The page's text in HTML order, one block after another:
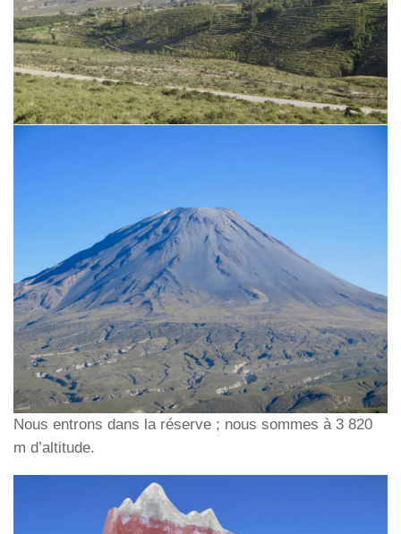
Nous entrons dans la réserve ; nous sommes à 3 820
m d’altitude.